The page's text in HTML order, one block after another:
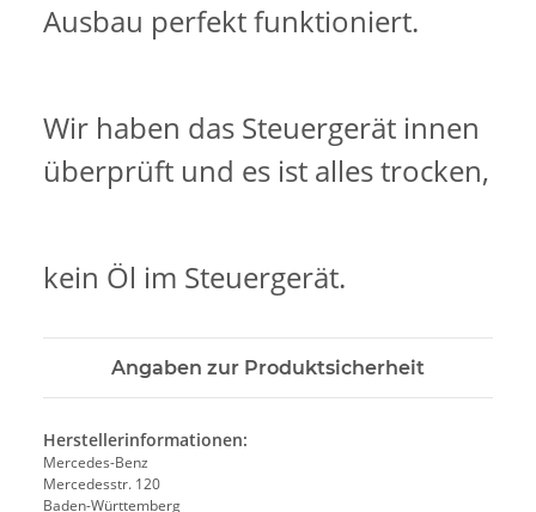
Ausbau perfekt funktioniert.
Wir haben das Steuergerät innen
überprüft und es ist alles trocken,
kein Öl im Steuergerät.
Angaben zur Produktsicherheit
Herstellerinformationen:
Mercedes-Benz
Mercedesstr. 120
Baden-Württemberg